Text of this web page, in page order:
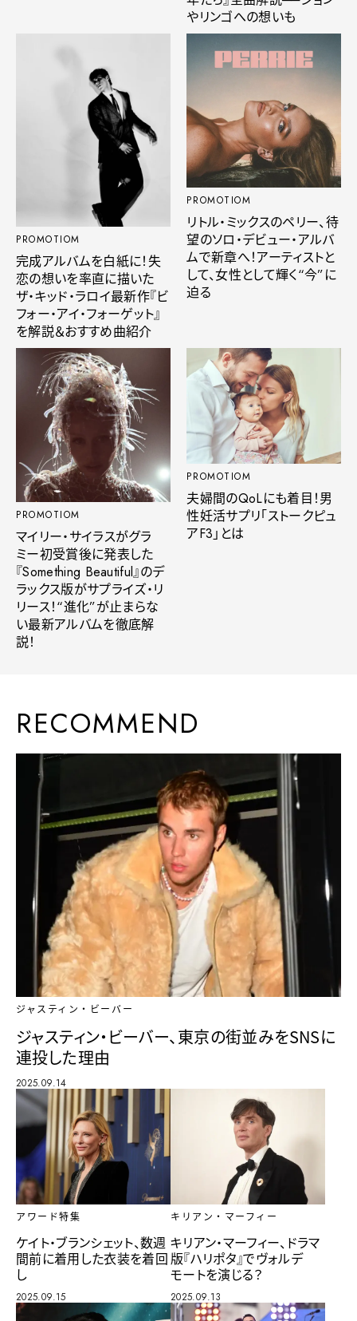
やリンゴへの想いも
PROMOTIOM
完成アルバムを白紙に！失
恋の想いを率直に描いた
ザ・キッド・ラロイ最新作『ビ
フォー・アイ・フォーゲット』
を解説＆おすすめ曲紹介
PROMOTIOM
リトル・ミックスのペリー、待
望のソロ・デビュー・アルバ
ムで新章へ！アーティストと
して、女性として輝く“今”に
迫る
PROMOTIOM
マイリー・サイラスがグラ
ミー初受賞後に発表した
『Something Beautiful』のデ
ラックス版がサプライズ・リ
リース！“進化”が止まらな
い最新アルバムを徹底解
説！
PROMOTIOM
夫婦間のQoLにも着目！男
性妊活サプリ「ストークピュ
アF3」とは
RECOMMEND
ジャスティン・ビーバー
ジャスティン・ビーバー、東京の街並みをSNSに
連投した理由
2025.09.14
アワード特集
ケイト・ブランシェット、数週
間前に着用した衣装を着回
し
2025.09.15
キリアン・マーフィー
キリアン・マーフィー、ドラマ
版『ハリポタ』でヴォルデ
モートを演じる？
2025.09.13